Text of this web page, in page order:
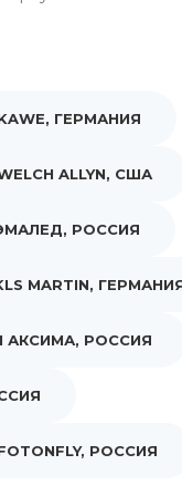
ГЕРМАНИЯ
ALLYN, США
РОССИЯ
MARTIN,
АКСИМА, РОССИЯ
РОССИЯ